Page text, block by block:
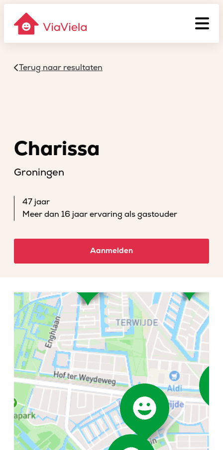
Terug naar resultaten
Charissa
Groningen
47 jaar
Meer dan 16 jaar ervaring als gastouder
Aanmelden